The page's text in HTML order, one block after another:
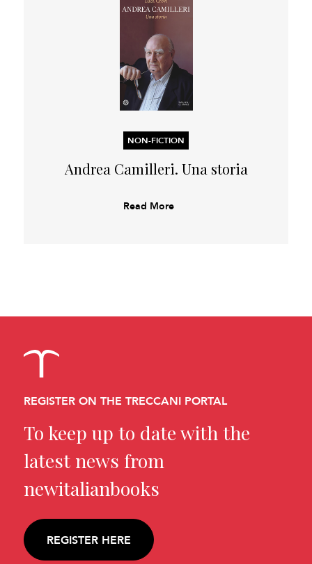
NON-FICTION
Andrea Camilleri. Una storia
Read More
REGISTER ON THE TRECCANI PORTAL
To keep up to date with the
latest news from
newitalianbooks
REGISTER HERE